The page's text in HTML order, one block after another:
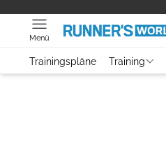
Menü
Trainingspläne Training